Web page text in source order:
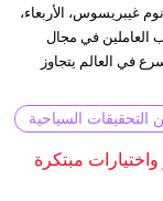
غيبريسوس، الأربعاء،
العاملين في مجال
في العالم يتجاوز
التحقيقات السياحية
مبتكرة